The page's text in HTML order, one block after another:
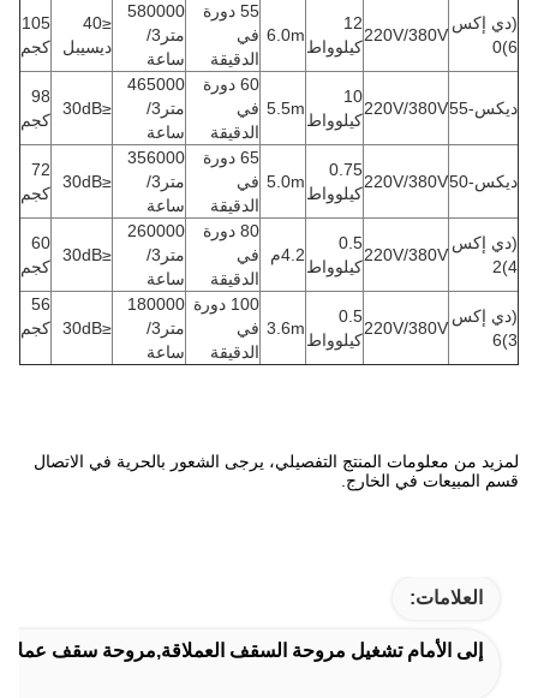
(دي إكس
6)0
220V/380V
12
كيلوواط
6.0m
55 دورة
في
الدقيقة
580000
متر3/
ساعة
≤40
ديسيبل
105
كجم
ديكس-55 220V/380V
10
كيلوواط
5.5m
60 دورة
في
الدقيقة
465000
متر3/
ساعة
≤30dB
98
كجم
ديكس-50 220V/380V
0.75
كيلوواط
5.0m
65 دورة
في
الدقيقة
356000
متر3/
ساعة
≤30dB
72
كجم
(دي إكس
4)2
220V/380V
0.5
كيلوواط
4.2م
80 دورة
في
الدقيقة
260000
متر3/
ساعة
≤30dB
60
كجم
(دي إكس
3)6
220V/380V
0.5
كيلوواط
3.6m
100 دورة
في
الدقيقة
180000
متر3/
ساعة
≤30dB
56
كجم
لمزيد من معلومات المنتج التفصيلي، يرجى الشعور بالحرية في الاتصال
قسم المبيعات في الخارج.
العلامات:
إلى الأمام تشغيل مروحة السقف العملاقة,مروحة سقف عملاقة معلقة,7مروحة